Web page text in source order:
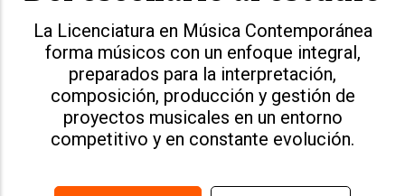
La Licenciatura en Música Contemporánea
forma músicos con un enfoque integral,
preparados para la interpretación,
composición, producción y gestión de
proyectos musicales en un entorno
competitivo y en constante evolución.